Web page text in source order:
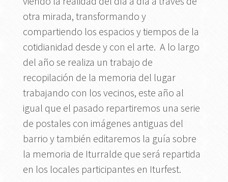
otra mirada, transformando y
compartiendo los espacios y tiempos de la
cotidianidad desde y con el arte. A lo largo
del año se realiza un trabajo de
recopilación de la memoria del lugar
trabajando con los vecinos, este año al
igual que el pasado repartiremos una serie
de postales con imágenes antiguas del
barrio y también editaremos la guía sobre
la memoria de Iturralde que será repartida
en los locales participantes en Iturfest.